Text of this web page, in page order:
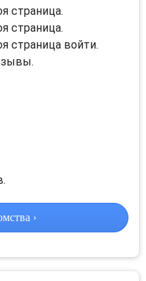
страница.
страница.
страница войти.
›